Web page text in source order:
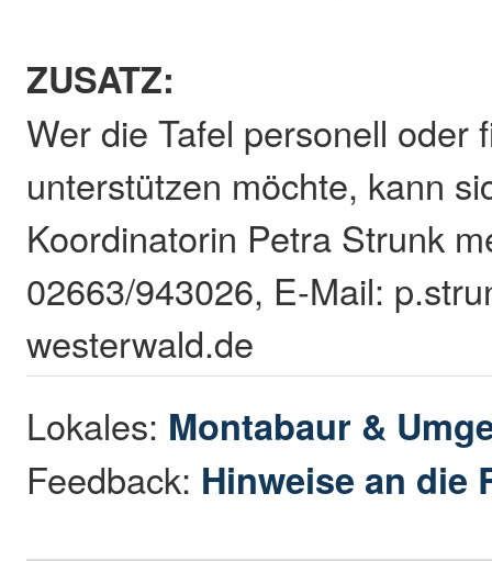
ZUSATZ:
Wer die Tafel personell oder
unterstützen möchte, kann
Koordinatorin Petra Strunk
02663/943026, E-Mail:
westerwald.de
Lokales: Montabaur &
Feedback: Hinweise an die